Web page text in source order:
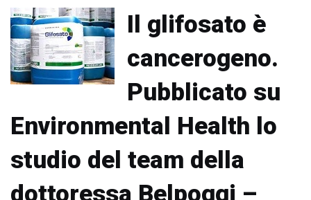
Il glifosato è
cancerogeno.
Pubblicato su
Environmental Health lo
studio del team della